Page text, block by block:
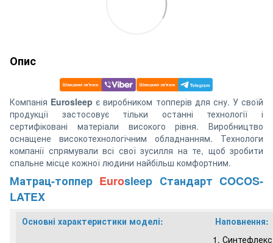
Опис
Компанія Eurosleep є виробником топперів для сну. У своїй
продукції застосовує тільки останні технології і
сертифіковані матеріали високого рівня. Виробництво
оснащене високотехнологічним обладнанням. Технологи
компанії спрямували всі свої зусилля на те, щоб зробити
спальне місце кожної людини найбільш комфортним.
Матрац-топпер Eurosleep Стандарт COCOS-
LATEX
Основні характеристики моделі: Наповнення:
1. Синтефлекс